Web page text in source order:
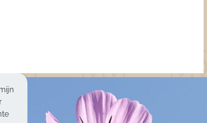
vrouw en zij is een heel
voor mijn man. Zij is
heel veel liefde voor haar vak.